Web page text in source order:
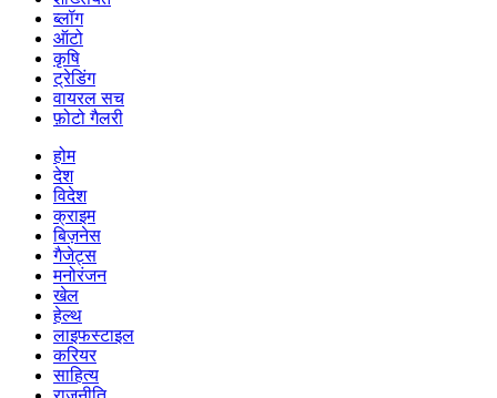
ब्लॉग
ऑटो
कृषि
ट्रेडिंग
वायरल सच
फ़ोटो गैलरी
होम
देश
विदेश
क्राइम
बिज़नेस
गैजेट्स
मनोरंजन
खेल
हेल्थ
लाइफस्टाइल
करियर
साहित्य